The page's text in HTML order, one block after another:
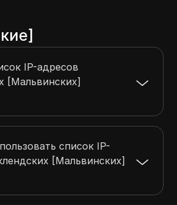
IP-адресов
[Мальвинских]
список IP-
[Мальвинских]